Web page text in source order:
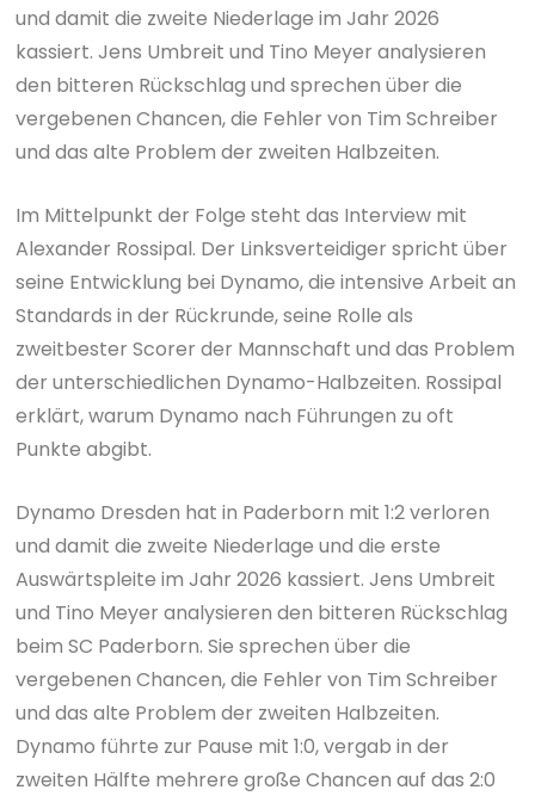
und damit die zweite Niederlage im Jahr 2026
kassiert. Jens Umbreit und Tino Meyer analysieren
den bitteren Rückschlag und sprechen über die
vergebenen Chancen, die Fehler von Tim Schreiber
und das alte Problem der zweiten Halbzeiten.
Im Mittelpunkt der Folge steht das Interview mit
Alexander Rossipal. Der Linksverteidiger spricht über
seine Entwicklung bei Dynamo, die intensive Arbeit an
Standards in der Rückrunde, seine Rolle als
zweitbester Scorer der Mannschaft und das Problem
der unterschiedlichen Dynamo-Halbzeiten. Rossipal
erklärt, warum Dynamo nach Führungen zu oft
Punkte abgibt.
Dynamo Dresden hat in Paderborn mit 1:2 verloren
und damit die zweite Niederlage und die erste
Auswärtspleite im Jahr 2026 kassiert. Jens Umbreit
und Tino Meyer analysieren den bitteren Rückschlag
beim SC Paderborn. Sie sprechen über die
vergebenen Chancen, die Fehler von Tim Schreiber
und das alte Problem der zweiten Halbzeiten.
Dynamo führte zur Pause mit 1:0, vergab in der
zweiten Hälfte mehrere große Chancen auf das 2:0